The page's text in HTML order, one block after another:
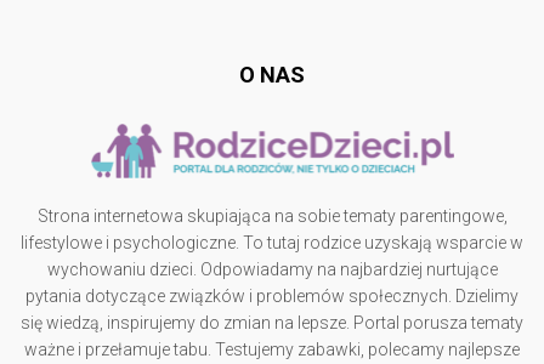
O NAS
Strona internetowa skupiająca na sobie tematy parentingowe,
lifestylowe i psychologiczne. To tutaj rodzice uzyskają wsparcie w
wychowaniu dzieci. Odpowiadamy na najbardziej nurtujące
pytania dotyczące związków i problemów społecznych. Dzielimy
się wiedzą, inspirujemy do zmian na lepsze. Portal porusza tematy
ważne i przełamuje tabu. Testujemy zabawki, polecamy najlepsze